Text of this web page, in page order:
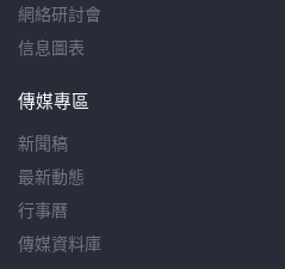
網絡研討會
信息圖表
傳媒專區
新聞稿
最新動態
行事曆
傳媒資料庫